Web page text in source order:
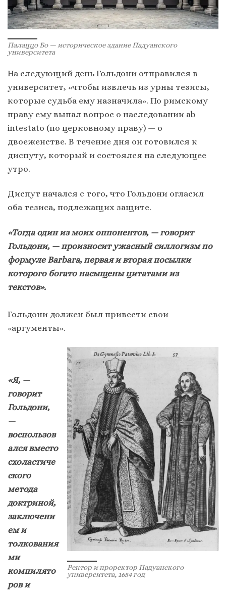
Палаццо Бо — историческое здание Падуанского
университета
На следующий день Гольдони отправился в
университет, «чтобы извлечь из урны тезисы,
которые судьба ему назначила». По римскому
праву ему выпал вопрос о наследовании ab
intestato (по церковному праву) — о
двоеженстве. В течение дня он готовился к
диспуту, который и состоялся на следующее
утро.
Диспут начался с того, что Гольдони огласил
оба тезиса, подлежащих защите.
«Тогда один из моих оппонентов, — говорит
Гольдони, — произносит ужасный силлогизм по
формуле Barbara, первая и вторая посылки
которого богато насыщены цитатами из
текстов».
Гольдони должен был привести свои
«аргументы».
Ректор и проректор Падуанского
университета, 1654 год
«Я, —
говорит
Гольдони,
—
воспользов
ался вместо
схоластиче
ского
метода
доктриной,
заключени
ем и
толкования
ми
компилято
ров и